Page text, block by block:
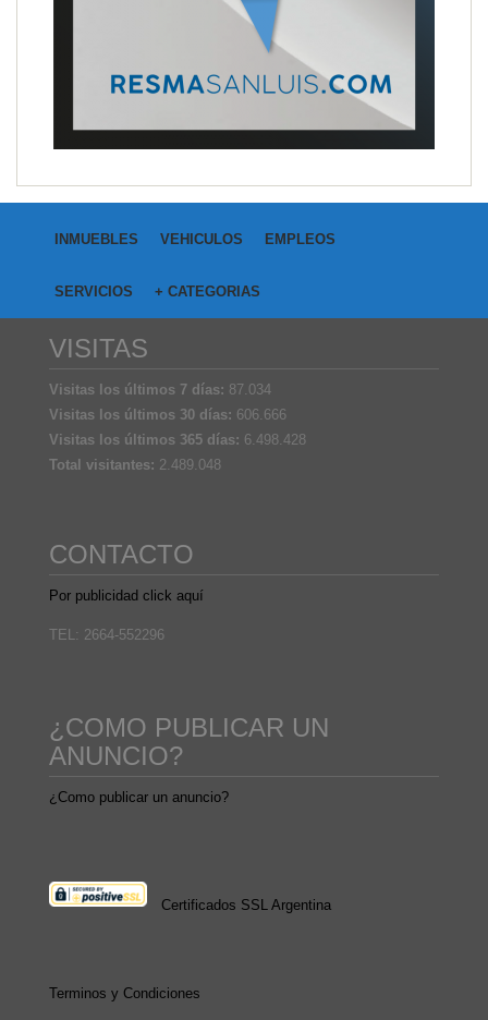
INMUEBLES VEHICULOS EMPLEOS
SERVICIOS + CATEGORIAS
VISITAS
Visitas los últimos 7 días: 87.034
Visitas los últimos 30 días: 606.666
Visitas los últimos 365 días: 6.498.428
Total visitantes: 2.489.048
CONTACTO
Por publicidad click aquí
TEL: 2664-552296
¿COMO PUBLICAR UN
ANUNCIO?
¿Como publicar un anuncio?
Certificados SSL Argentina
Terminos y Condiciones